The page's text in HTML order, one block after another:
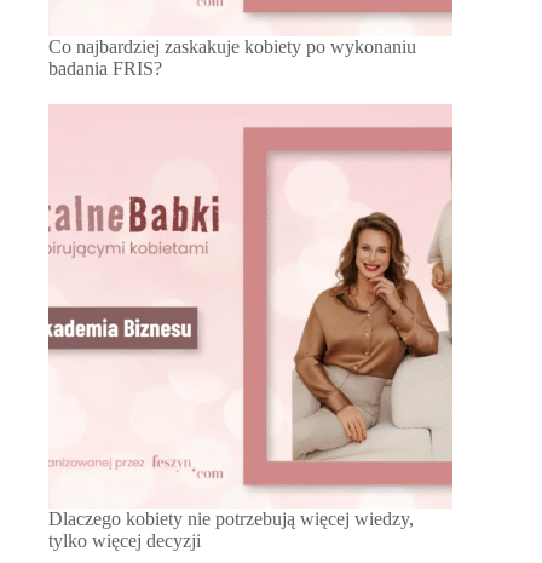
Co najbardziej zaskakuje kobiety po wykonaniu
badania FRIS?
Dlaczego kobiety nie potrzebują więcej wiedzy,
tylko więcej decyzji